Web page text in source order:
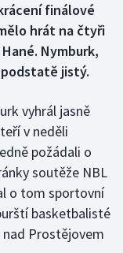
finálové
hrát na čtyři
Nymburk,
jistý.
vyhrál jasně
v neděli
požádali o
soutěže NBL
o tom sportovní
basketbalisté
nad Prostějovem